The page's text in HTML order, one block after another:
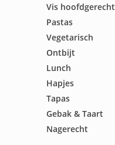
Vis hoofdgerecht
Pastas
Vegetarisch
Ontbijt
Lunch
Hapjes
Tapas
Gebak & Taart
Nagerecht